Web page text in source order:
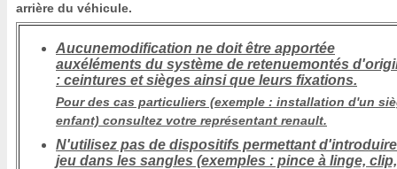
arrière du véhicule.
Aucunemodification ne doit être apportée
auxéléments du système de retenuemontés
: ceintures et sièges ainsi que leurs fixations.
Pour des cas particuliers (exemple : installation d'un
enfant) consultez votre représentant renault.
N'utilisez pas de dispositifs permettant
jeu dans les sangles (exemples : pince à linge, clip,